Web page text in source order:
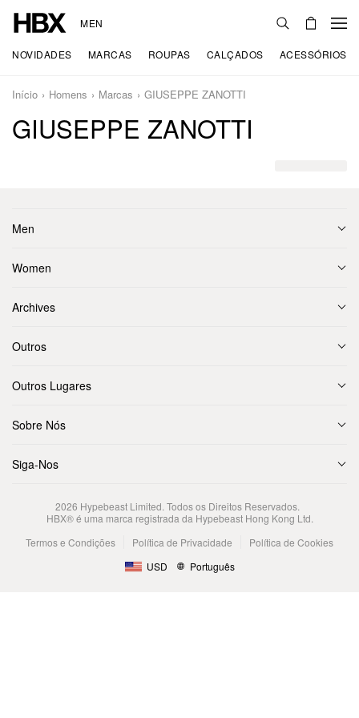
MEN
NOVIDADES MARCAS ROUPAS CALÇADOS ACESSÓRIOS
Início Homens Marcas GIUSEPPE ZANOTTI
GIUSEPPE ZANOTTI
Men
Women
Archives
Outros
Outros Lugares
Sobre Nós
Siga-Nos
2026 Hypebeast Limited. Todos os Direitos Reservados.
HBX® é uma marca registrada da Hypebeast Hong Kong Ltd.
Termos e Condições
Política de Privacidade
Política de Cookies
USD
Português